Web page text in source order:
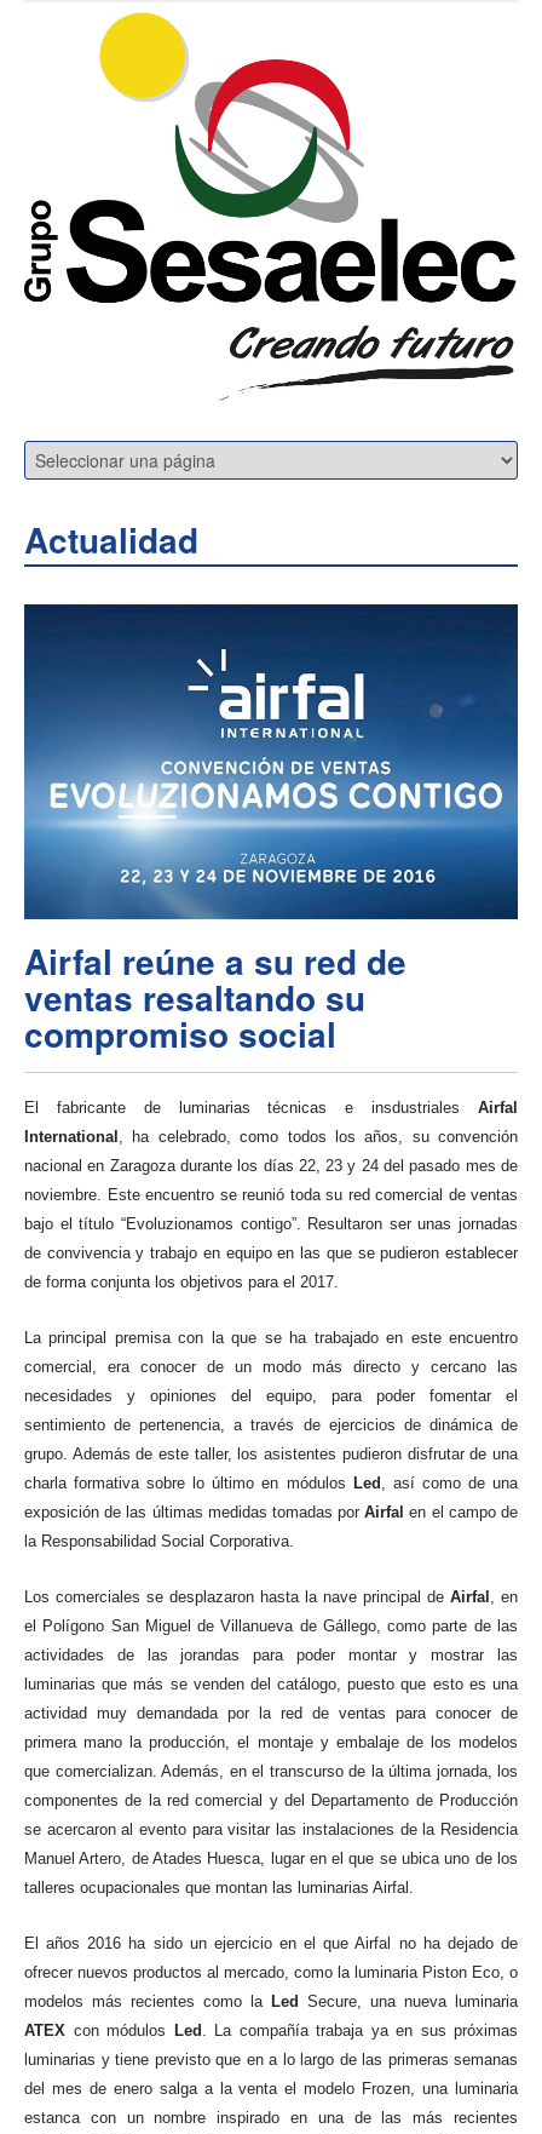
Actualidad
Airfal reúne a su red de
ventas resaltando su
compromiso social
El fabricante de luminarias técnicas e insdustriales Airfal
International
, ha celebrado, como todos los años, su convención
nacional en Zaragoza durante los días 22, 23 y 24 del pasado mes de
noviembre. Este encuentro se reunió toda su red comercial de ventas
bajo el título “Evoluzionamos contigo”. Resultaron ser unas jornadas
de convivencia y trabajo en equipo en las que se pudieron establecer
de forma conjunta los objetivos para el 2017.
La principal premisa con la que se ha trabajado en este encuentro
comercial, era conocer de un modo más directo y cercano las
necesidades y opiniones del equipo, para poder fomentar el
sentimiento de pertenencia, a través de ejercicios de dinámica de
grupo. Además de este taller, los asistentes pudieron disfrutar de una
charla formativa sobre lo último en módulos Led
, así como de una
exposición de las últimas medidas tomadas porAirfal en el campo de
la Responsabilidad Social Corporativa.
Los comerciales se desplazaron hasta la nave principal de Airfal
, en
el Polígono San Miguel de Villanueva de Gállego, como parte de las
actividades de las jorandas para poder montar y mostrar las
luminarias que más se venden del catálogo, puesto que esto es una
actividad muy demandada por la red de ventas para conocer de
primera mano la producción, el montaje y embalaje de los modelos
que comercializan. Además, en el transcurso de la última jornada, los
componentes de la red comercial y del Departamento de Producción
se acercaron al evento para visitar las instalaciones de la Residencia
Manuel Artero, de Atades Huesca, lugar en el que se ubica uno de los
talleres ocupacionales que montan las luminarias Airfal.
El años 2016 ha sido un ejercicio en el que Airfal no ha dejado de
ofrecer nuevos productos al mercado, como la luminaria Piston Eco, o
modelos más recientes como la Led Secure, una nueva luminaria
ATEX con módulos Led . La compañía trabaja ya en sus próximas
luminarias y tiene previsto que en a lo largo de las primeras semanas
del mes de enero salga a la venta el modelo Frozen, una luminaria
estanca con un nombre inspirado en una de las más recientes